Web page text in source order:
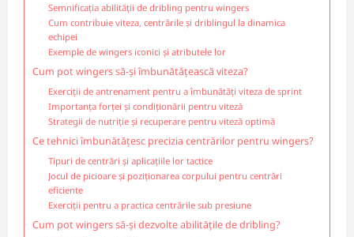
Semnificația abilității de dribling pentru wingers
Cum contribuie viteza, centrările și driblingul la dinamica
echipei
Exemple de wingers iconici și atributele lor
Cum pot wingers să-și îmbunătățească viteza?
Exerciții de antrenament pentru a îmbunătăți viteza de sprint
Importanța forței și condiționării pentru viteză
Strategii de nutriție și recuperare pentru viteză optimă
Ce tehnici îmbunătățesc precizia centrărilor pentru wingers?
Tipuri de centrări și aplicațiile lor tactice
Jocul de picioare și poziționarea corpului pentru centrări
eficiente
Exerciții pentru a practica centrările sub presiune
Cum pot wingers să-și dezvolte abilitățile de dribling?